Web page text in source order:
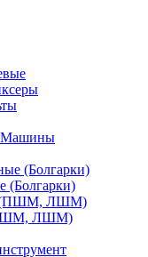
Машины
(Болгарки)
ЛШМ)